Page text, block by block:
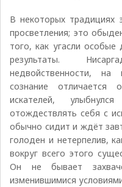
В некоторых традициях
просветления; это
того, как угасли
результаты.
недвойственности,
сознание отличается
искателей,
отождествлять себя с
обычно сидит и ждёт
голоден и нетерпелив,
вокруг всего этого
Он не бывает
изменившимися